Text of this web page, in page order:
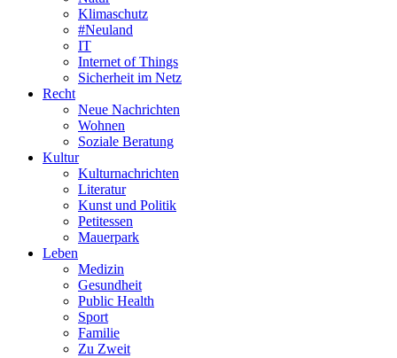
Klimaschutz
#Neuland
IT
Internet of Things
Sicherheit im Netz
Recht
Neue Nachrichten
Wohnen
Soziale Beratung
Kultur
Kulturnachrichten
Literatur
Kunst und Politik
Petitessen
Mauerpark
Leben
Medizin
Gesundheit
Public Health
Sport
Familie
Zu Zweit